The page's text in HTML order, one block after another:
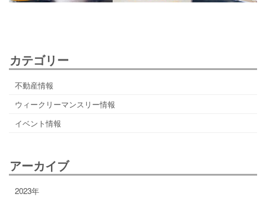
カテゴリー
不動産情報
ウィークリーマンスリー情報
イベント情報
アーカイブ
2023年